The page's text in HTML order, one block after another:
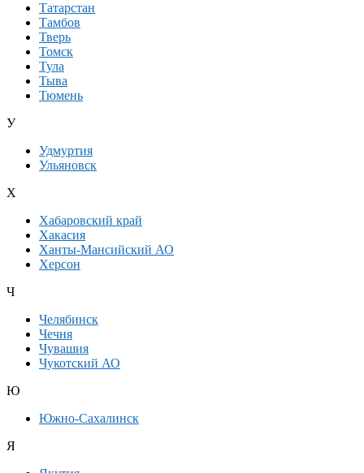
Татарстан
Тамбов
Тверь
Томск
Тула
Тыва
Тюмень
У
Удмуртия
Ульяновск
Х
Хабаровский край
Хакасия
Ханты-Мансийский АО
Херсон
Ч
Челябинск
Чечня
Чувашия
Чукотский АО
Ю
Южно-Сахалинск
Я